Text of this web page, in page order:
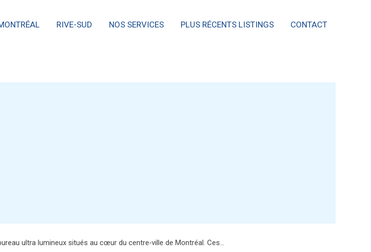
RIVE-SUD NOS SERVICES PLUS RÉCENTS LISTINGS CONTACT
ultra lumineux situés au cœur du centre‑ville de Montréal. Ces…